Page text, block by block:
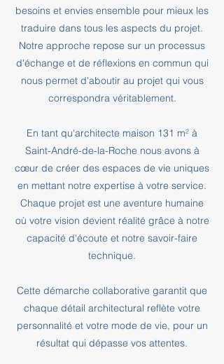
besoins et envies ensemble pour mieux les
traduire dans tous les aspects du projet.
Notre approche repose sur un processus
d'échange et de réflexions en commun qui
nous permet d'aboutir au projet qui vous
correspondra véritablement.
En tant qu'architecte maison 131 m² à
Saint-André-de-la-Roche nous avons à
cœur de créer des espaces de vie uniques
en mettant notre expertise à votre service.
Chaque projet est une aventure humaine
où votre vision devient réalité grâce à notre
capacité d'écoute et notre savoir-faire
technique.
Cette démarche collaborative garantit que
chaque détail architectural reflète votre
personnalité et votre mode de vie, pour un
résultat qui dépasse vos attentes.